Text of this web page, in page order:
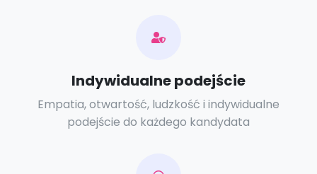
Indywidualne podejście
Empatia, otwartość, ludzkość i indywidualne
podejście do każdego kandydata